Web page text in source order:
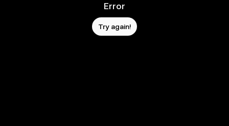
Error
Try again!